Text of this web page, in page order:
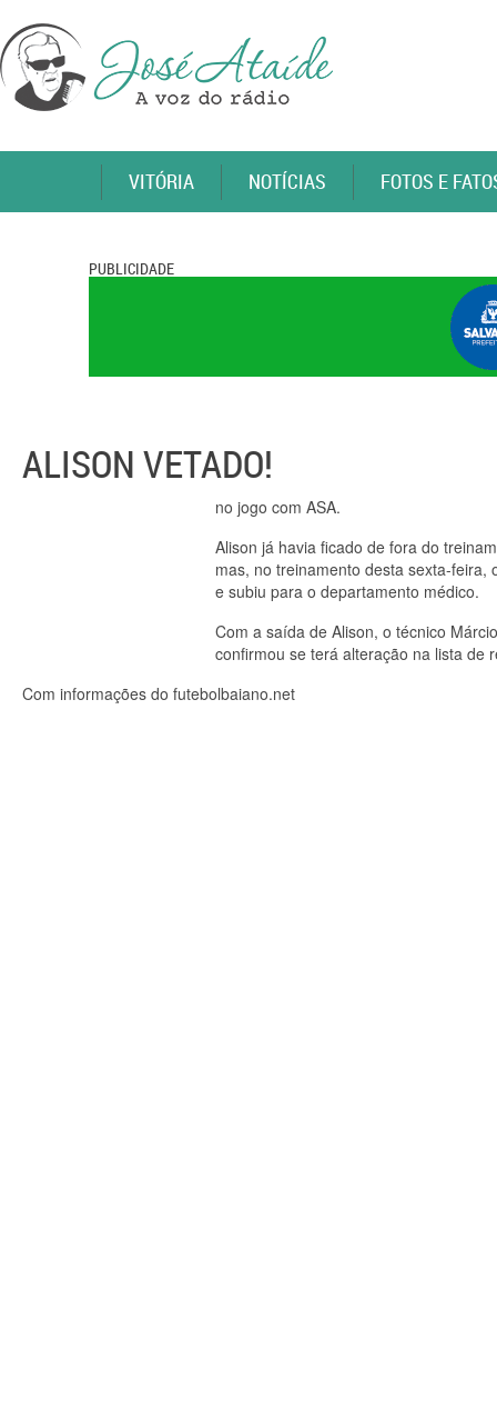
VITÓRIA NOTÍCIAS FOTOS E
PUBLICIDADE
ALISON VETADO!
no jogo com ASA.
Alison já havia ficado de fora do
mas, no treinamento desta sexta-
e subiu para o departamento médico.
Com a saída de Alison, o técnico
confirmou se terá alteração na lista de
Com informações do futebolbaiano.net